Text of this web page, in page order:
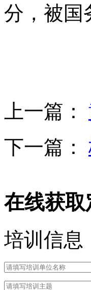
分，被国
上一篇：
下一篇：
在线获
培训信息